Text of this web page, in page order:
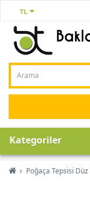
TL
Kategoriler
Poğaça Tepsisi